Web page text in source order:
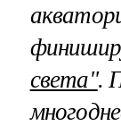
света".